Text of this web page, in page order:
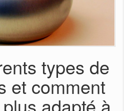
types de
et comment
adapté à